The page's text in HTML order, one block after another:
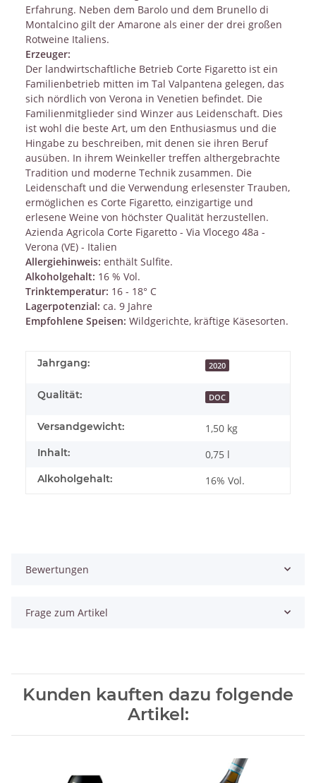
Erfahrung. Neben dem Barolo und dem Brunello di
Montalcino gilt der Amarone als einer der drei großen
Rotweine Italiens.
Erzeuger:
Der landwirtschaftliche Betrieb Corte Figaretto ist ein
Familienbetrieb mitten im Tal Valpantena gelegen, das
sich nördlich von Verona in Venetien befindet. Die
Familienmitglieder sind Winzer aus Leidenschaft. Dies
ist wohl die beste Art, um den Enthusiasmus und die
Hingabe zu beschreiben, mit denen sie ihren Beruf
ausüben. In ihrem Weinkeller treffen althergebrachte
Tradition und moderne Technik zusammen. Die
Leidenschaft und die Verwendung erlesenster Trauben,
ermöglichen es Corte Figaretto, einzigartige und
erlesene Weine von höchster Qualität herzustellen.
Azienda Agricola Corte Figaretto - Via Vlocego 48a -
Verona (VE) - Italien
Allergiehinweis: enthält Sulfite.
Alkoholgehalt: 16 % Vol.
Trinktemperatur: 16 - 18° C
Lagerpotenzial: ca. 9 Jahre
Empfohlene Speisen: Wildgerichte, kräftige Käsesorten.
Jahrgang: 2020
Qualität: DOC
Versandgewicht: 1,50 kg
Inhalt: 0,75 l
Alkoholgehalt: 16% Vol.
Bewertungen
Frage zum Artikel
Kunden kauften dazu folgende
Artikel: